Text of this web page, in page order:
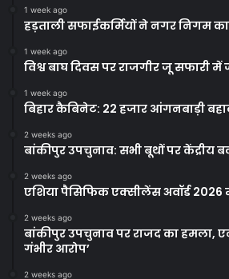
1 week ago
हड़ताली सफाईकर्मियों ने नगर निगम का
1 week ago
विश्व बाघ दिवस पर राजगीर जू सफारी
1 week ago
बिहार कैबिनेट: 22 हजार आंगनबाड़ी
2 weeks ago
बांकीपुर उपचुनाव: सभी बूथों पर केंद्रीय
2 weeks ago
एशिया पैसिफिक एक्सीलेंस अवॉर्ड 2026
2 weeks ago
बांकीपुर उपचुनाव पर राजद का हमला,
गंभीर आरोप’
2 weeks ago